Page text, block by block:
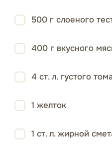
500 г слоеного
400 г вкусного
4 ст. л. густого
1 желток
1 ст. л. жирной